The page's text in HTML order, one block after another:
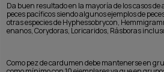
Da buen resultado en la mayoría de los casos
peces pacíficos siendo algunos ejemplos de
otras especies de Hyphessobrycon,
enanos, Corydoras, Loricaridos, Rásboras
Como pez de cardumen debe mantenerse en